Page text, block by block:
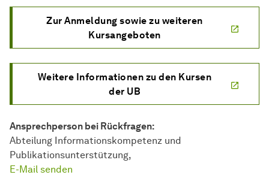
Zur Anmeldung sowie zu weiteren
Kursangeboten
Weitere Informationen zu den Kursen
der UB
Ansprechperson bei Rückfragen:
Abteilung Informationskompetenz und
Publikationsunterstützung,
E-Mail senden